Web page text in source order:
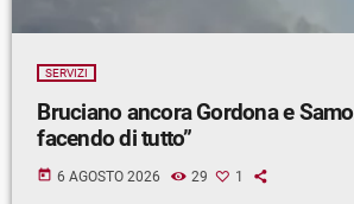
SERVIZI
Bruciano ancora Gordona e
facendo di tutto”
today 6 AGOSTO 2026 29 1